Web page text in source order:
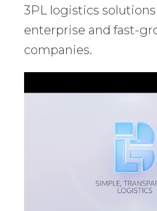
3PL logistics
enterprise and fast-
companies.